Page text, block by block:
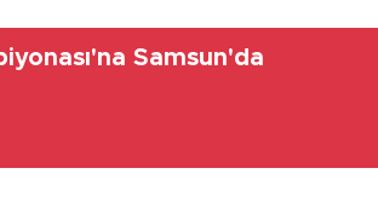
Samsun'da